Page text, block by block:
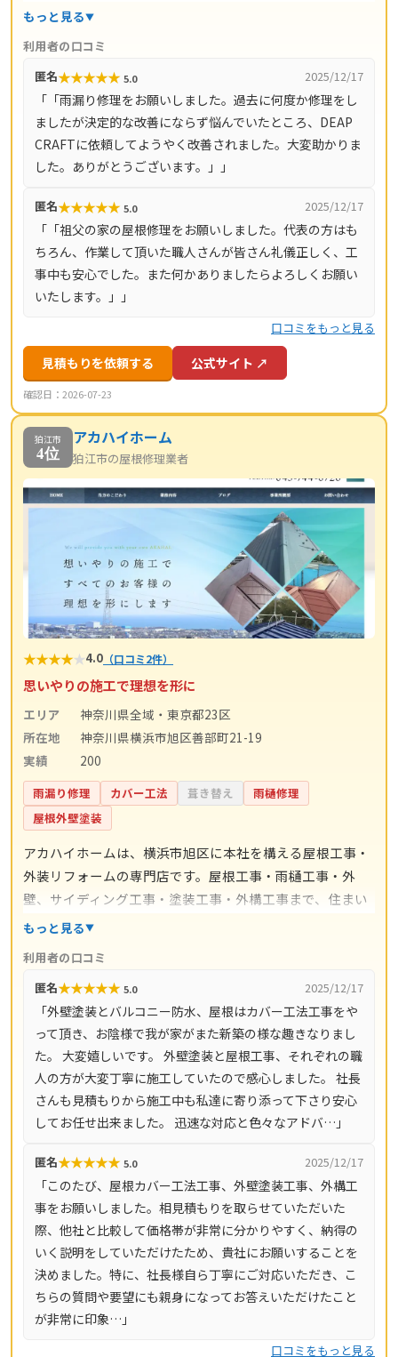
からアフターサポートまで自社スタッフが一貫対応。仲介
の目安は雨漏り修理3万円〜、屋根の部分補修5万円〜、棟
板金交換10万円〜、屋根カバー工法80万円〜、葺き替え
100万円〜。現地調査・お見積り・ご相談は無料で、最短
即日対応も可能です（営業時間8時〜18時・月〜土）。対
応エリアは神奈川県全域（33市町村）と東京都全域（23
区・多摩地域）です。
もっと見る
利用者の口コミ
匿名★★★★★ 5.0 2025/12/17
「「雨漏り修理をお願いしました。過去に何度か修理をし
ましたが決定的な改善にならず悩んでいたところ、DEAP
CRAFTに依頼してようやく改善されました。大変助かりま
した。ありがとうございます。」」
匿名★★★★★ 5.0 2025/12/17
「「祖父の家の屋根修理をお願いしました。代表の方はも
ちろん、作業して頂いた職人さんが皆さん礼儀正しく、工
事中も安心でした。また何かありましたらよろしくお願い
いたします。」」
口コミをもっと見る
見積もりを依頼する 公式サイト ↗
確認日：2026-07-23
狛江市
4位
アカハイホーム
狛江市の屋根修理業者
★★★★★4.0 （口コミ2件）
思いやりの施工で理想を形に
エリア
神奈川県全域・東京都23区
所在地
神奈川県横浜市旭区善部町21-19
実績
200
雨漏り修理 カバー工法 葺き替え
雨樋修理
屋根外壁塗装
アカハイホームは、横浜市旭区に本社を構える屋根工事・
外装リフォームの専門店です。屋根工事・雨樋工事・外
壁、サイディング工事・塗装工事・外構工事まで、住まい
の外まわり全般をワンストップで手掛けています。施工は
ない体制で品質を守っているのが特徴。対人・対物賠償責
任保険（AIG損保の工事保険）に加入しており、万一の備
えも明確です。無料点検・無料ヒアリング・無料お見積も
りに対応し、営業時間は9時〜18時（不定休）。横浜市・
川崎市・相模原市をはじめ神奈川県全域（33市町村）と東
京都23区で対応しています。
もっと見る
利用者の口コミ
匿名★★★★★ 5.0 2025/12/17
「外壁塗装とバルコニー防水、屋根はカバー工法工事をや
って頂き、お陰様で我が家がまた新築の様な趣きなりまし
た。 大変嬉しいです。 外壁塗装と屋根工事、それぞれの職
人の方が大変丁寧に施工していたので感心しました。 社長
さんも見積もりから施工中も私達に寄り添って下さり安心
してお任せ出来ました。 迅速な対応と色々なアドバ…」
匿名★★★★★ 5.0 2025/12/17
「このたび、屋根カバー工法工事、外壁塗装工事、外構工
事をお願いしました。相見積もりを取らせていただいた
際、他社と比較して価格帯が非常に分かりやすく、納得の
いく説明をしていただけたため、貴社にお願いすることを
決めました。特に、社長様自ら丁寧にご対応いただき、こ
ちらの質問や要望にも親身になってお答えいただけたこと
が非常に印象…」
口コミをもっと見る